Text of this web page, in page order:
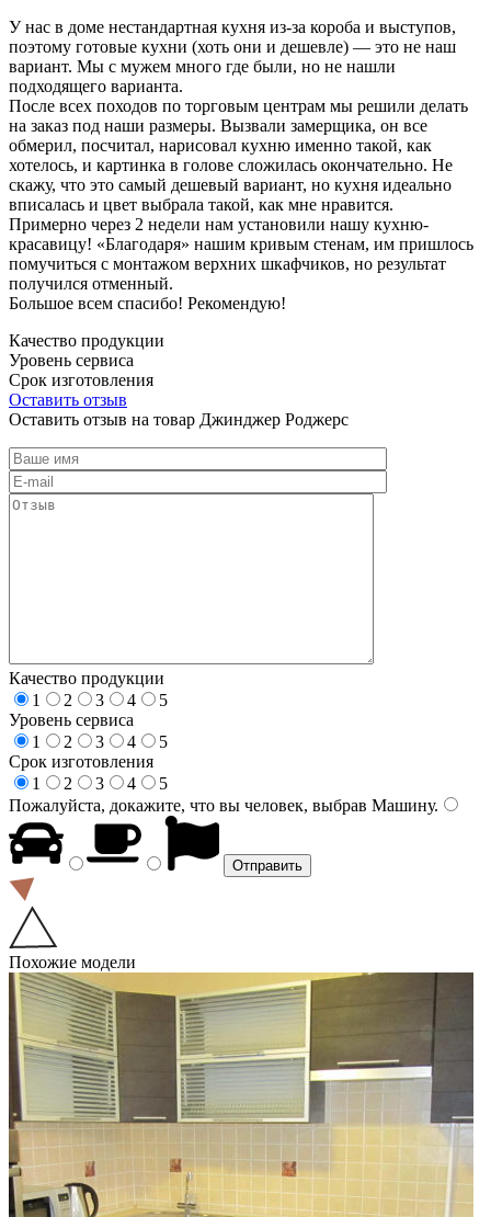
У нас в доме нестандартная кухня из-за короба и выступов,
поэтому готовые кухни (хоть они и дешевле) — это не наш
вариант. Мы с мужем много где были, но не нашли
подходящего варианта.
После всех походов по торговым центрам мы решили делать
на заказ под наши размеры. Вызвали замерщика, он все
обмерил, посчитал, нарисовал кухню именно такой, как
хотелось, и картинка в голове сложилась окончательно. Не
скажу, что это самый дешевый вариант, но кухня идеально
вписалась и цвет выбрала такой, как мне нравится.
Примерно через 2 недели нам установили нашу кухню-
красавицу! «Благодаря» нашим кривым стенам, им пришлось
помучиться с монтажом верхних шкафчиков, но результат
получился отменный.
Большое всем спасибо! Рекомендую!
Качество продукции
Уровень сервиса
Срок изготовления
Оставить отзыв
Оставить отзыв на товар Джинджер Роджерс
Качество продукции
1
2 3 4
5
Уровень сервиса
1
2 3 4
5
Срок изготовления
1
2 3 4
5
Пожалуйста, докажите, что вы человек, выбрав Машину.
Похожие модели